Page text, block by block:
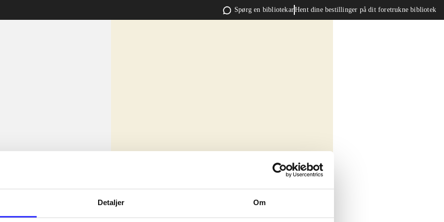
Detaljer Om
Spørg en bibliotekarHent dine bestillinger på dit foretrukne bibliotek
sit amet ...
sit amet ...